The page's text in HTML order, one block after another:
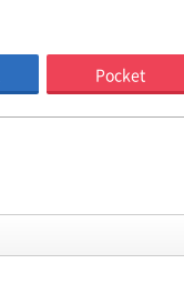
Pocket